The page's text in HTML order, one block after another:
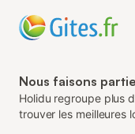
Nous faisons
Holidu regroupe plus
trouver les meilleures